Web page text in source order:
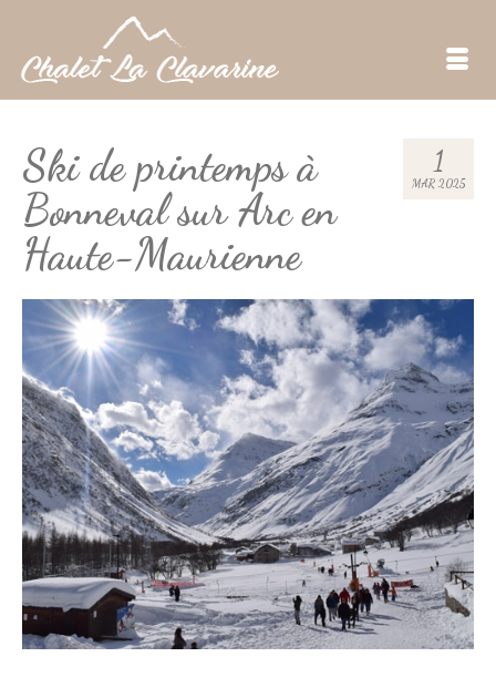
1
MAR 2025
Ski de printemps à
Bonneval sur Arc en
Haute-Maurienne